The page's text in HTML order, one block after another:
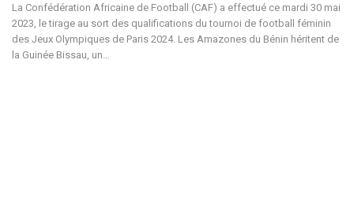
La Confédération Africaine de Football (CAF) a effectué ce mardi 30 mai
2023, le tirage au sort des qualifications du tournoi de football féminin
des Jeux Olympiques de Paris 2024. Les Amazones du Bénin héritent de
la Guinée Bissau, un…